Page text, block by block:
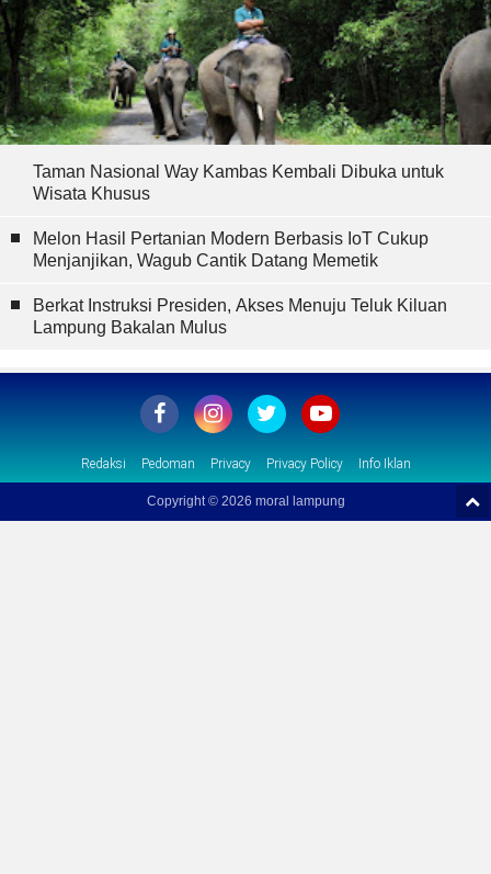
Taman Nasional Way Kambas Kembali Dibuka untuk
Wisata Khusus
Melon Hasil Pertanian Modern Berbasis IoT Cukup
Menjanjikan, Wagub Cantik Datang Memetik
Berkat Instruksi Presiden, Akses Menuju Teluk Kiluan
Lampung Bakalan Mulus
Redaksi Pedoman Privacy Privacy Policy Info Iklan
Copyright © 2026 moral lampung